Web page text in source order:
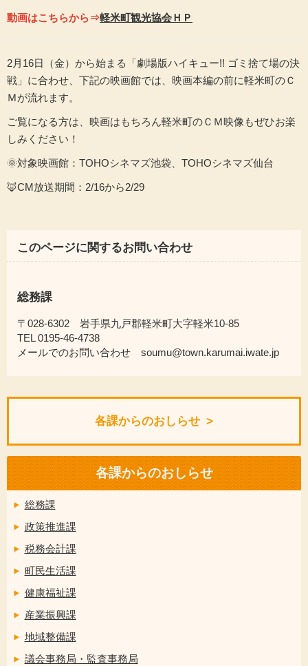
動画はこちらから⇒軽米町観光協会ＨＰ
2月16日（金）から始まる「劇場版ハイキュー!! ゴミ捨て場の決
戦 」に合わせ、下記の映画館では、映画本編の前に軽米町のＣ
Ｍが流れます。
ご覧になる方は、映画はもちろん軽米町のＣＭ映像もぜひお楽
しみください！
🌞対象映画館： TOHOシネマズ池袋、TOHOシネマズ仙台
🦊CM放送期間：2/16から2/29
このページに関するお問い合わせ
総務課
〒028-6302 岩手県九戸郡軽米町大字軽米10-85
TEL 0195-46-4738
メールでのお問い合わせ soumu@town.karumai.iwate.jp
各課からのおしらせ
各課からのおしらせ
総務課
政策推進課
税務会計課
町民生活課
健康福祉課
産業振興課
地域整備課
議会事務局・監査事務局